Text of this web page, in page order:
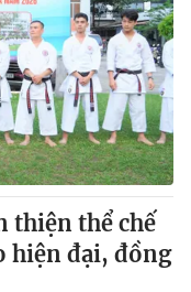
sản
Việt
bằng AI
thiện thể chế
hiện đại, đồng